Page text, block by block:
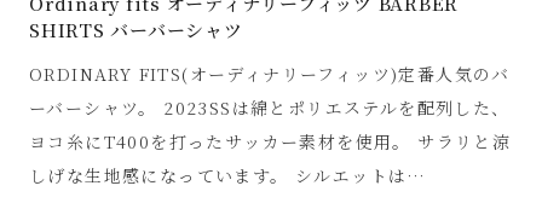
SHIRTS バーバーシャツ
ORDINARY FITS(オーディナリーフィッツ)定番人気のバ
ーバーシャツ。 2023SSは綿とポリエステルを配列した、
ヨコ糸にT400を打ったサッカー素材を使用。 サラリと涼
しげな生地感になっています。 シルエットは…